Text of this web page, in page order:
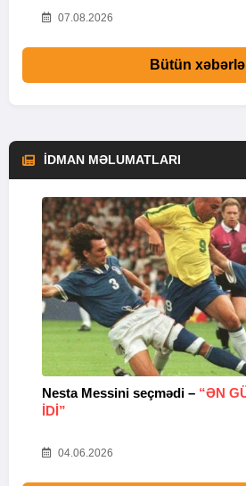
07.08.2026
Bütün
İDMAN MƏLUMATLARI
Nesta Messini seçmədi – “ƏN
IDI”
04.06.2026